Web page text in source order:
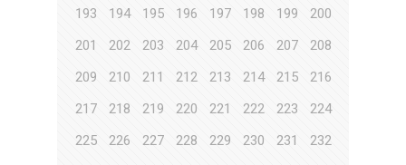
193
194 195 196 197 198 199
200
201
202 203 204 205 206 207
208
209
210 211 212 213 214 215
216
217
218 219 220 221 222 223
224
225
226 227 228 229 230 231
232